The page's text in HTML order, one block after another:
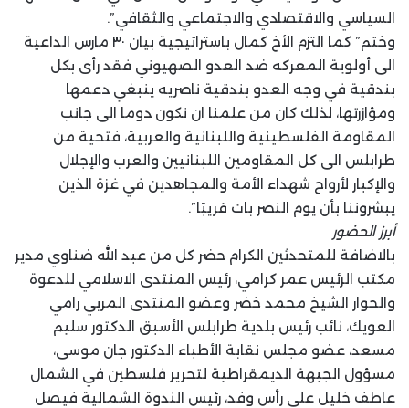
السياسي والاقتصادي والاجتماعي والثقافي”.
وختم” كما التزم الأخ كمال باستراتيجية بيان ٣٠ مارس الداعية
الى أولوية المعركه ضد العدو الصهيوني فقد رأى بكل
بندقية في وجه العدو بندقية ناصريه ينبغي دعمها
ومؤازرتها، لذلك كان من علمنا ان نكون دوما الى جانب
المقاومة الفلسطينية واللبنانية والعربية، فتحية من
طرابلس الى كل المقاومين اللبنانيين والعرب والإجلال
والإكبار لأرواح شهداء الأمة والمجاهدين في غزة الذين
يبشروننا بأن يوم النصر بات قريبًا”.
أبرز الحضور
بالاضافة للمتحدثين الكرام حضر كل من عبد الله ضناوي مدير
مكتب الرئيس عمر كرامي، رئيس المنتدى الاسلامي للدعوة
والحوار الشيخ محمد خضر وعضو المنتدى المربي رامي
العويك، نائب رئيس بلدية طرابلس الأسبق الدكتور سليم
مسعد، عضو مجلس نقابة الأطباء الدكتور جان موسى،
مسؤول الجبهة الديمقراطية لتحرير فلسطين في الشمال
عاطف خليل على رأس وفد، رئيس الندوة الشمالية فيصل